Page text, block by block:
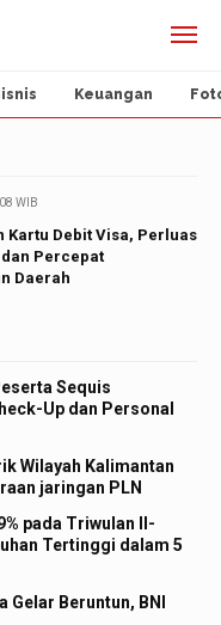
Keuangan
WIB
Kartu Debit Visa, Perluas
Percepat
Daerah
Sequis
Up dan Personal
Wilayah Kalimantan
jaringan PLN
pada Triwulan II-
Tertinggi dalam 5
Beruntun, BNI